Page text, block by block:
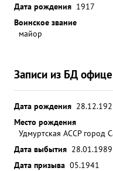
Дата рождения 1917
Воинское звание
майор
Записи из БД
Дата рождения
Место рождения
Удмуртская АССР город
Дата выбытия 28.01.1989
Дата призыва 05.1941